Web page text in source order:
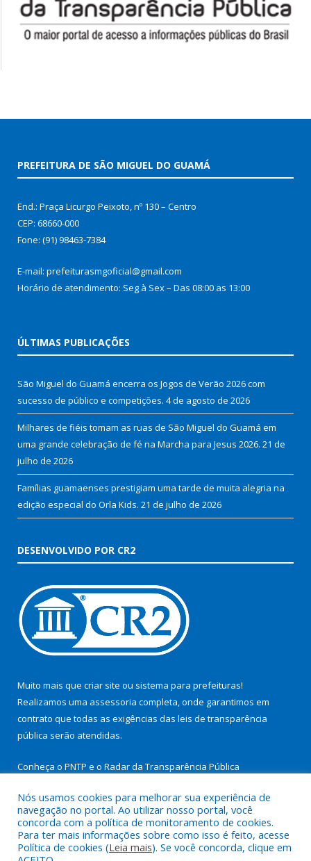
PREFEITURA DE SÃO MIGUEL DO GUAMÁ
End.: Praça Licurgo Peixoto, nº 130 – Centro
CEP: 68660-000
Fone: (91) 98463-7384
E-mail: prefeiturasmgoficial@gmail.com
Horário de atendimento: Seg à Sex – Das 08:00 as 13:00
ÚLTIMAS PUBLICAÇÕES
São Miguel do Guamá encerra os Jogos de Verão 2026 com
sucesso de público e competições. 4 de agosto de 2026
Milhares de fiéis tomam as ruas de São Miguel do Guamá em
uma grande celebração de fé na Marcha para Jesus 2026. 21 de
julho de 2026
Famílias guamaenses prestigiam uma tarde de muita alegria na
edição especial do Orla Kids. 21 de julho de 2026
DESENVOLVIDO POR CR2
Muito mais que criar site ou sistema para prefeituras!
Realizamos uma assessoria completa, onde garantimos em
contrato que todas as exigências das leis de transparência
pública serão atendidas.
Conheça o PNTP e o Radar da Transparência Pública
Todos os direitos reservados a Prefeitura Municipal de São
Miguel do Guamá.
Nós usamos cookies para melhorar sua experiência de
navegação no portal. Ao utilizar nosso portal, você
concorda com a política de monitoramento de cookies.
Para ter mais informações sobre como isso é feito, acesse
Política de cookies (Leia mais). Se você concorda, clique em